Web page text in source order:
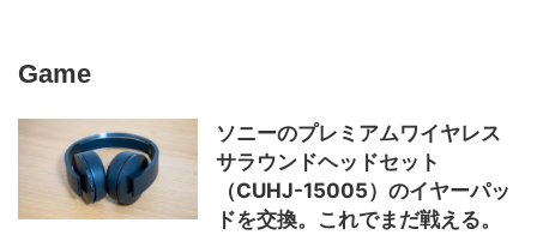
Game
ソニーのプレミアムワイヤレス
サラウンドヘッドセット
（CUHJ-15005）のイヤーパッ
ドを交換。これでまだ戦える。